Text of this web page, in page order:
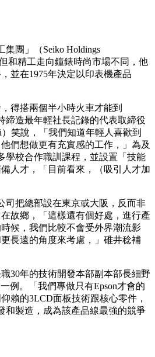
集團」（Seiko Holdings
和精工走向鐘錶時尚市場不同，他
並在1975年決定以印表機產品
得搭兩個半小時火車才能到
締造最年輕社長記錄的代表取締役
笑說，「我們知道年輕人喜歡到
們想做更有充實感的工作，」為及
學校合作職訓課程，並設置「技能
人才，「目前看來，（吸引人才加
司把總部設在東京或大阪，反而非
故鄉，「這樣還有個好處，進行產
候，我們比較不會受外界潮流影
長遠的角度來考慮，」碓井稔補
30年的技術開發本部副本部長細野
例。「我們專做只有Epson才會的
賴的3LCD面板技術跟核心零件，
和製造，成為該產品線最強的競爭